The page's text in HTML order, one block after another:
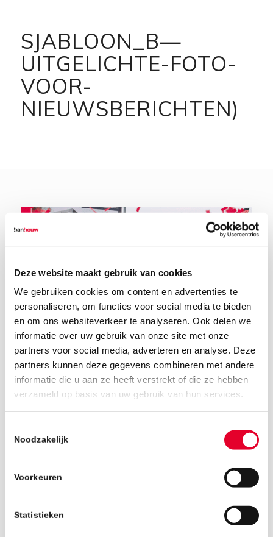
Deze website maakt gebruik van cookies
We gebruiken cookies om content en advertenties te
personaliseren, om functies voor social media te bieden
en om ons websiteverkeer te analyseren. Ook delen we
informatie over uw gebruik van onze site met onze
partners voor social media, adverteren en analyse. Deze
partners kunnen deze gegevens combineren met andere
informatie die u aan ze heeft verstrekt of die ze hebben
verzameld op basis van uw gebruik van hun services.
Noodzakelijk
Voorkeuren
Statistieken
SJABLOON_B—
UITGELICHTE-FOTO-
VOOR-
NIEUWSBERICHTEN)
30 januari 2026